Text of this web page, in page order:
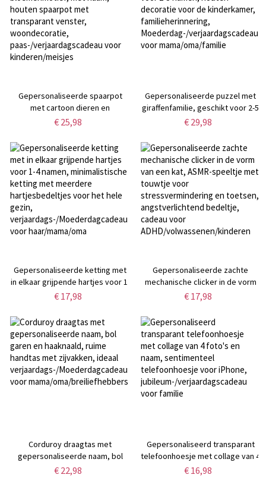
Gepersonaliseerde spaarpot
met cartoon dieren en
bloemenmotief, met naam,
venster, woondecoratie,
paas-/verjaardagscadeau voor
kinderen/meisjes
€ 25,98
Gepersonaliseerde puzzel met
giraffenfamilie, geschikt voor 2-5
namen, houten decoratie voor de
Moederdag-/verjaardagscadeau
voor mama/oma/familie
€ 29,98
Gepersonaliseerde ketting met
in elkaar grijpende hartjes voor 1-
4 namen, minimalistische ketting
voor het hele gezin,
verjaardags-/Moederdagcadeau
voor haar/mama/oma
€ 17,98
Gepersonaliseerde zachte
mechanische clicker in de vorm
van een kat, ASMR-speeltje met
en toetsen, angstverlichtend
bedeltje, cadeau voor
ADHD/volwassenen/kinderen
€ 17,98
Corduroy draagtas met
gepersonaliseerde naam, bol
garen en haaknaald, ruime
€ 22,98
Gepersonaliseerd transparant
telefoonhoesje met collage van 4
foto's en naam, sentimenteel
€ 16,98